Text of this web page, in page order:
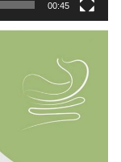
00:45